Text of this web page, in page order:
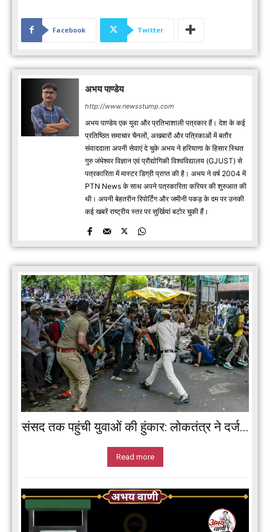
Facebook Twitter
अभय पाण्डेय
http://www.newsstump.com
अभय पाण्डेय एक युवा और प्रतिभाशाली पत्रकार हैं। देश के कई
प्रतिष्ठित समाचार चैनलों, अखबारों और पत्रिकाओं में बतौर
संवाददाता अपनी सेवाएं दे चुके अभय ने हरियाणा के हिसार स्थित
गुरु जंभेश्वर विज्ञान एवं प्रौद्योगिकी विश्वविद्यालय (GJUST) से
पत्रकारिता में मास्टर डिग्री प्राप्त की है। अभय ने वर्ष 2004 में
PTN News के साथ अपने पत्रकारिता करियर की शुरुआत की
थी। अपनी बेहतरीन रिपोर्टिंग और जमीनी पकड़ के दम पर उनकी
कई खबरें राष्ट्रीय स्तर पर सुर्खियां बटोर चुकी हैं।
संसद तक पहुंची युवाओं की हुंकार: लोकतंत्र ने दर्ज...
Read more